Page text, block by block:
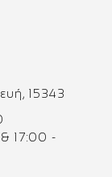
15343
17:00 -